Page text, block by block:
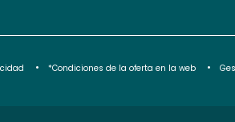
más
*Condiciones de la oferta en la web